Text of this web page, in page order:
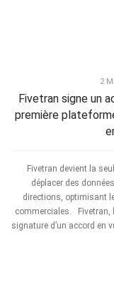
2
Fivetran signe un
première
Fivetran devient la
déplacer des
directions, optimisant
commerciales. Fivetran,
signature d’un accord en